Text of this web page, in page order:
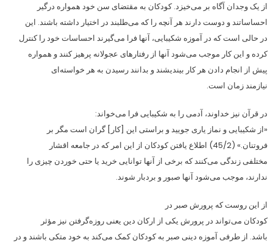
از یک وجدان آگاه بر می‌خیزد. کودکان به مقتضای سن خود همواره درگیر
احساساتند و دوست دارند هر آنچه را که می‌طلبند در اختیار داشته باشند. این
در حالی است که در آموزه شکیبایی، آنها فرا می‌گیرند احساسات خود را کنترل
کرده و این کار موجب می‌شود آنها از رفتارهای عجولانه پرهیز کنند و همواره
پیش از انجام دادن هر کار بیندیشند و بدانند رسیدن به هر خواسته‌ای
نیازمند زمان است.
در قرآن نیز خداوند، آدمی را به شکیبایی فرا می‌خواند:
«از شکیبایی و نماز یاری جویید و براستی این [کار] گران است مگر بر
فروتنان.» (45‌‌/‌‌2) اطلاع یافتن کودکان از این امر که در جامعه اقشار
مختلفی زندگی می‌کنند که برخی از آنها توانایی خرید یا حتی خوردن چیزی را
ندارند، موجب می‌شود آنها صبور و بردبار شوند.
از این روست که پرورش صبر در
کودکان می‌تواند در پرورش یکی از ارکان دین یعنی روزه‌گرفتن نیز مؤثر
باشد. از طرفی آموزه دینی صبر به کودکان کمک می‌کند به خود متکی باشند و در